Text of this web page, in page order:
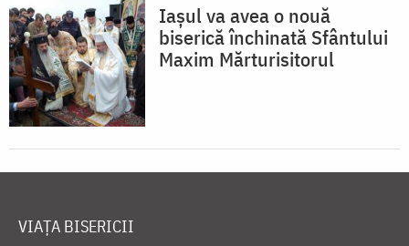
Iașul va avea o nouă
biserică închinată Sfântului
Maxim Mărturisitorul
VIAȚA BISERICII